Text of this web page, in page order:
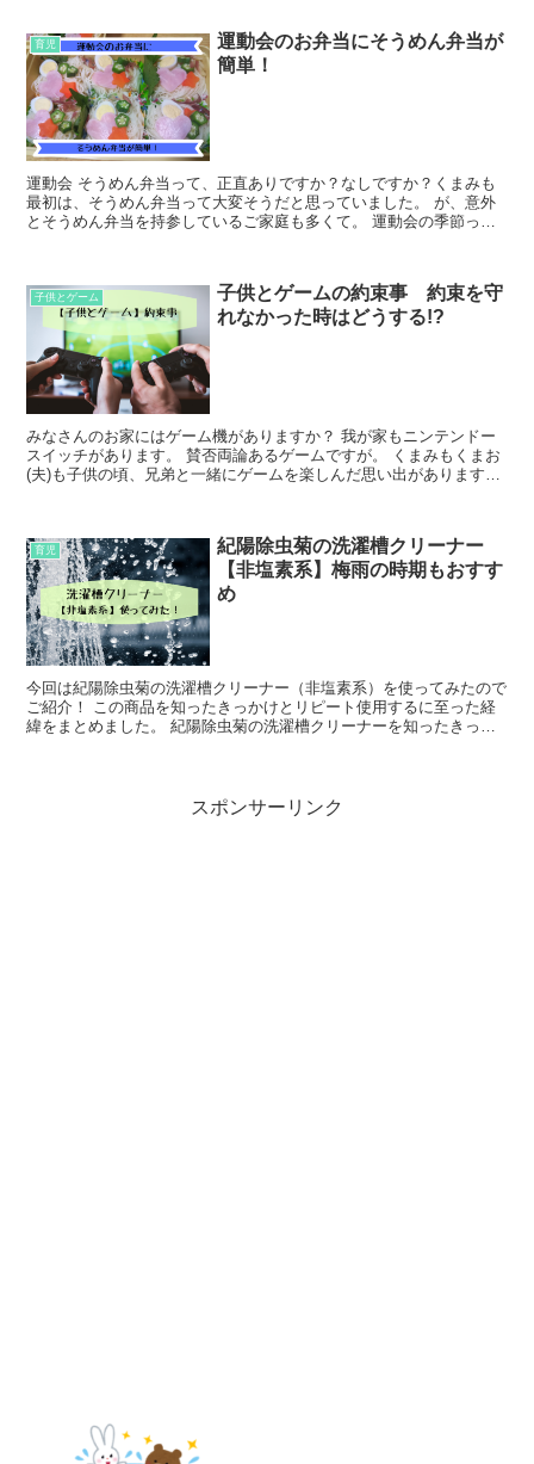
育児
運動会のお弁当にそうめん弁当が
簡単！
運動会 そうめん弁当って、正直ありですか？なしですか？くまみも
最初は、そうめん弁当って大変そうだと思っていました。 が、意外
とそうめん弁当を持参しているご家庭も多くて。 運動会の季節って
子供とゲーム
子供とゲームの約束事 約束を守
れなかった時はどうする!?
みなさんのお家にはゲーム機がありますか？ 我が家もニンテンドー
スイッチがあります。 賛否両論あるゲームですが。 くまみもくまお
(夫)も子供の頃、兄弟と一緒にゲームを楽しんだ思い出があります。
育児
紀陽除虫菊の洗濯槽クリーナー
【非塩素系】梅雨の時期もおすす
め
今回は紀陽除虫菊の洗濯槽クリーナー（非塩素系）を使ってみたので
ご紹介！ この商品を知ったきっかけとリピート使用するに至った経
緯をまとめました。 紀陽除虫菊の洗濯槽クリーナーを知ったきっか
スポンサーリンク